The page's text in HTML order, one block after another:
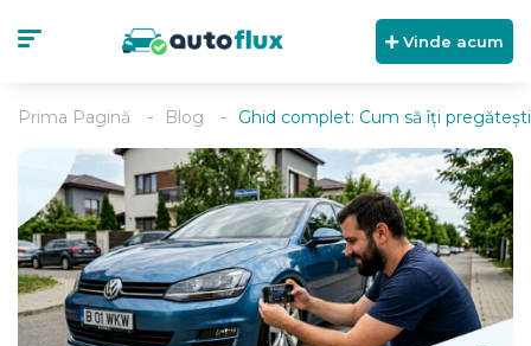
Vinde acum
Prima Pagină Blog Ghid complet: Cum să îți